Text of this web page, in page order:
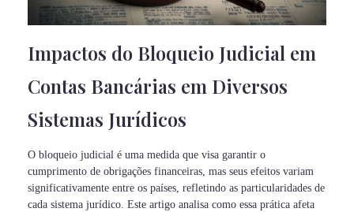
Impactos do Bloqueio Judicial em
Contas Bancárias em Diversos
Sistemas Jurídicos
O bloqueio judicial é uma medida que visa garantir o
cumprimento de obrigações financeiras, mas seus efeitos variam
significativamente entre os países, refletindo as particularidades de
cada sistema jurídico. Este artigo analisa como essa prática afeta